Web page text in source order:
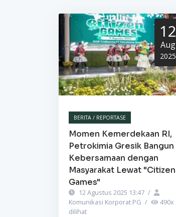
12
Aug
2025
BERITA / REPORTASE
Momen Kemerdekaan RI,
Petrokimia Gresik Bangun
Kebersamaan dengan
Masyarakat Lewat "Citizen
Games"
12 Agustus 2025 13:47 /
Komunikasi Korporat PG / 490x
dilihat